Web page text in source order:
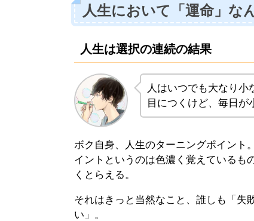
人生において「運命」な
人生は選択の連続の結果
人はいつでも大なり
目につくけど、毎日が
ボク自身、人生のターニングポイント
イントというのは色濃く覚えているも
くとらえる。
それはきっと当然なこと、誰しも「失
い」。